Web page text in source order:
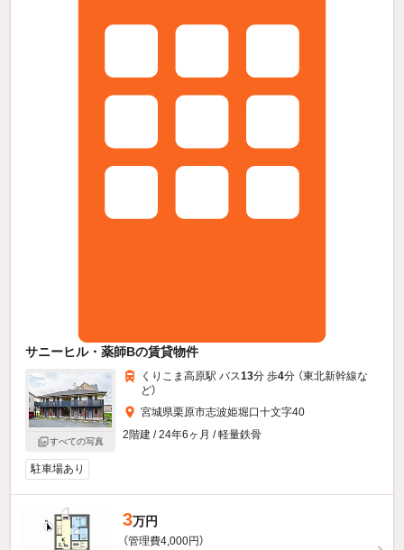
サニーヒル・薬師Bの賃貸物件
すべての写真
くりこま高原駅 バス13分 歩4分 （東北新幹線な
ど）
宮城県栗原市志波姫堀口十文字40
2階建 / 24年6ヶ月 / 軽量鉄骨
駐車場あり
3万円
（管理費4,000円）